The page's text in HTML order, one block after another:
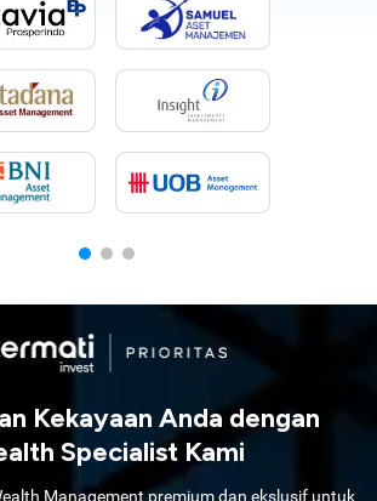
Kekayaan Anda dengan
Specialist Kami
Management premium dan ekslusif untuk